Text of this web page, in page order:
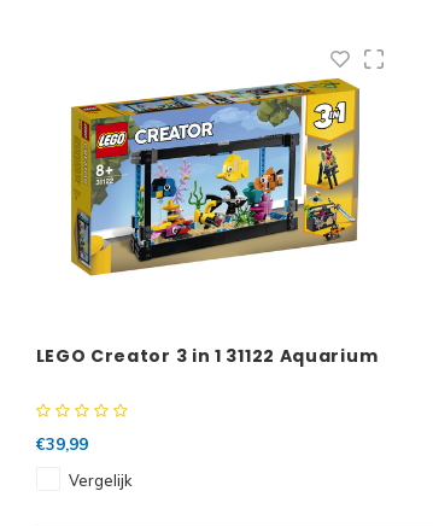
LEGO Creator 3 in 1 31122 Aquarium
€39,99
Vergelijk